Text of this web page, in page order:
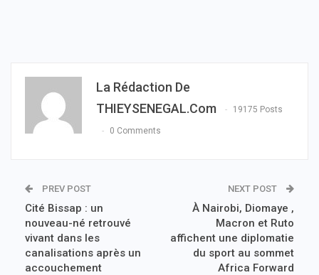
La Rédaction De
THIEYSENEGAL.com
19175 Posts
0 Comments
PREV POST
Cité Bissap : un
nouveau-né retrouvé
vivant dans les
canalisations après un
accouchement
NEXT POST
À Nairobi, Diomaye ,
Macron et Ruto
affichent une diplomatie
du sport au sommet
Africa Forward